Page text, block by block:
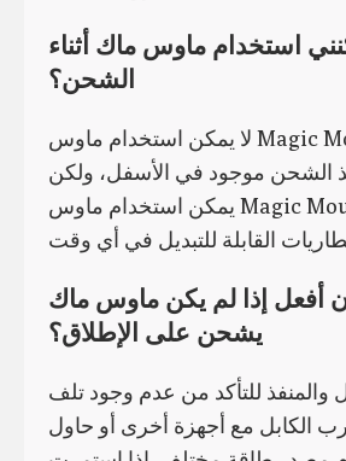
استخدام ماوس ماك أثناء
الشحن؟
لا يمكن استخدام ماوس Magic Mouse 2 أثناء
الشحن موجود في الأسفل، ولكن
يمكن استخدام ماوس Magic Mouse 1 مع
أفعل إذا لم يكن ماوس ماك
يشحن على الإطلاق؟
والمنفذ للتأكد من عدم وجود تلف
الكابل مع أجهزة أخرى أو حاول